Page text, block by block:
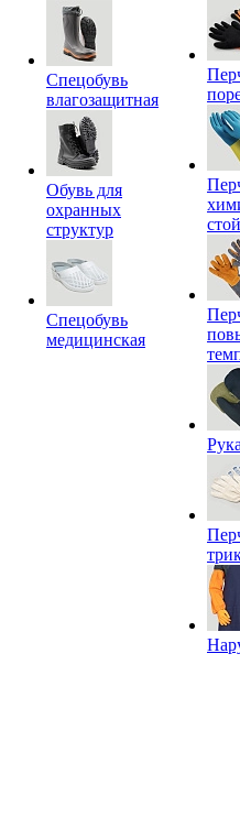
Спецобувь
влагозащитная
Обувь для
охранных
структур
Спецобувь
медицинская